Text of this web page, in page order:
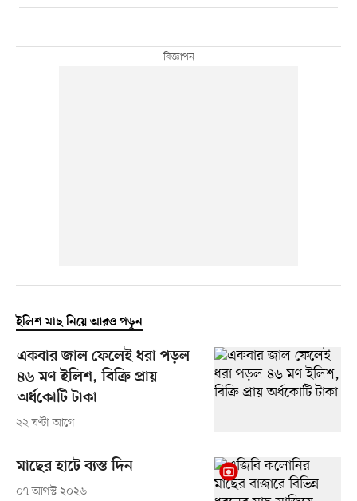
ইলিশ মাছ নিয়ে আরও পড়ুন
একবার জাল ফেলেই ধরা পড়ল
৪৬ মণ ইলিশ, বিক্রি প্রায়
অর্ধকোটি টাকা
২২ ঘণ্টা আগে
মাছের হাটে ব্যস্ত দিন
০৭ আগস্ট ২০২৬